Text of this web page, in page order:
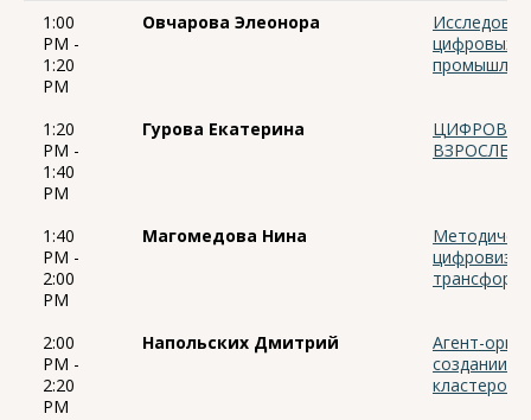
1:00
PM -
1:20
PM
Овчарова Элеонора
цифровых
1:20
PM -
1:40
PM
Гурова Екатерина
ЦИФРОВАЯ
1:40
PM -
2:00
PM
Магомедова Нина
2:00
PM -
2:20
PM
Напольских Дмитрий
Агент-
создании
кластеров